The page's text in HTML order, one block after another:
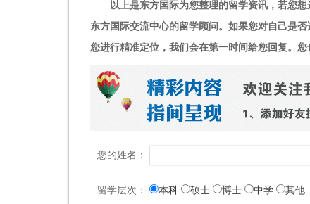
以上是东方国际为您整理的留学资讯，若您
东方国际交流中心的留学顾问。如果您对自己是
您进行精准定位，我们会在第一时间给您回复。
您的姓名：
留学层次： 本科 硕士 博士 中学 其他